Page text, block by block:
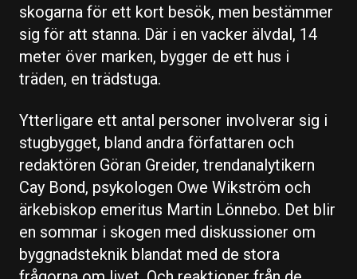
skogarna för ett kort besök, men bestämmer
sig för att stanna. Där i en vacker älvdal, 14
meter över marken, bygger de ett hus i
träden, en trädstuga.
Ytterligare ett antal personer involverar sig i
stugbygget, bland andra författaren och
redaktören Göran Greider, trendanalytikern
Cay Bond, psykologen Owe Wikström och
ärkebiskop emeritus Martin Lönnebo. Det blir
en sommar i skogen med diskussioner om
byggnadsteknik blandat med de stora